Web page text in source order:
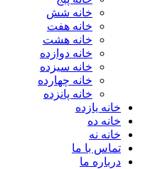
خانه شش
خانه هفت
خانه هشت
خانه دوازده
خانه سیزده
خانه چهارده
خانه پانزده
خانه یازده
خانه ده
خانه نه
تماس با ما
درباره ما